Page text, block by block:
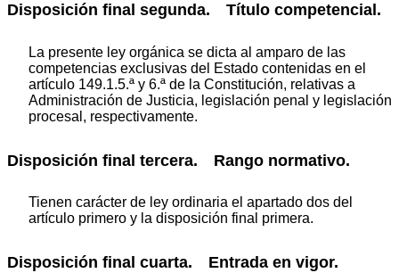
Disposición final segunda. Título competencial.
La presente ley orgánica se dicta al amparo de las
competencias exclusivas del Estado contenidas en el
artículo 149.1.5.ª y 6.ª de la Constitución, relativas a
Administración de Justicia, legislación penal y legislación
procesal, respectivamente.
Disposición final tercera. Rango normativo.
Tienen carácter de ley ordinaria el apartado dos del
artículo primero y la disposición final primera.
Disposición final cuarta. Entrada en vigor.